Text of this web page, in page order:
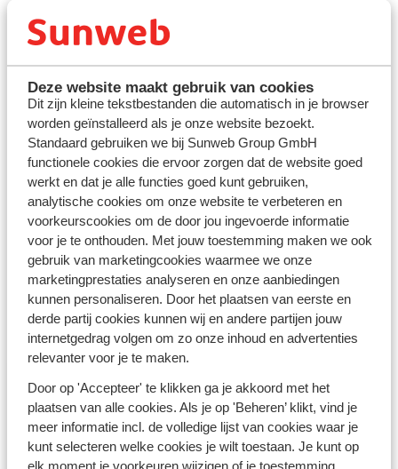
Deze website maakt gebruik van cookies
Dit zijn kleine tekstbestanden die automatisch in je browser
worden geïnstalleerd als je onze website bezoekt.
Standaard gebruiken we bij Sunweb Group GmbH
functionele cookies die ervoor zorgen dat de website goed
werkt en dat je alle functies goed kunt gebruiken,
analytische cookies om onze website te verbeteren en
voorkeurscookies om de door jou ingevoerde informatie
voor je te onthouden. Met jouw toestemming maken we ook
gebruik van marketingcookies waarmee we onze
marketingprestaties analyseren en onze aanbiedingen
kunnen personaliseren. Door het plaatsen van eerste en
derde partij cookies kunnen wij en andere partijen jouw
internetgedrag volgen om zo onze inhoud en advertenties
relevanter voor je te maken.
Door op 'Accepteer' te klikken ga je akkoord met het
plaatsen van alle cookies. Als je op 'Beheren’ klikt, vind je
meer informatie incl. de volledige lijst van cookies waar je
kunt selecteren welke cookies je wilt toestaan. Je kunt op
elk moment je voorkeuren wijzigen of je toestemming
Telefoon: 0102802290
From abroad you can call us on: +31102802290
(local costs + costs of your mobile)
Veelgestelde vragen
Contactformulier
KvK-nummer: 24188723
Btw-identificatienummer: NL814862135B01
Bankgegevens: Rabobank
IBAN rekeningnummer : NL29RABO 0356311961
BIC: RABONL2U
Bekijkwww.sunwebgroup.com
voor meer informatie
over Sunweb Group GmbH en de overige merken.